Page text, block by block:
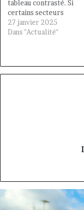
tableau contrasté. Si
certains secteurs
affichent des progrès
notables, d'autres
27 janvier 2025
Dans "Actualité"